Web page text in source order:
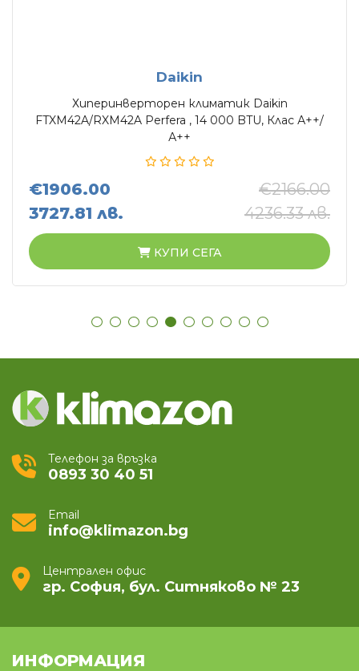
Daikin
Хиперинверторен климатик Daikin
FTXM42A/RXM42A Perfera , 14 000 BTU, Клас А++/
А++
€1906.00
3727.81 лв.
€2166.00
4236.33 лв.
КУПИ СЕГА
Телефон за връзка
0893 30 40 51
Email
info@klimazon.bg
Централен офис
гр. София, бул. Ситняково № 23
ИНФОРМАЦИЯ